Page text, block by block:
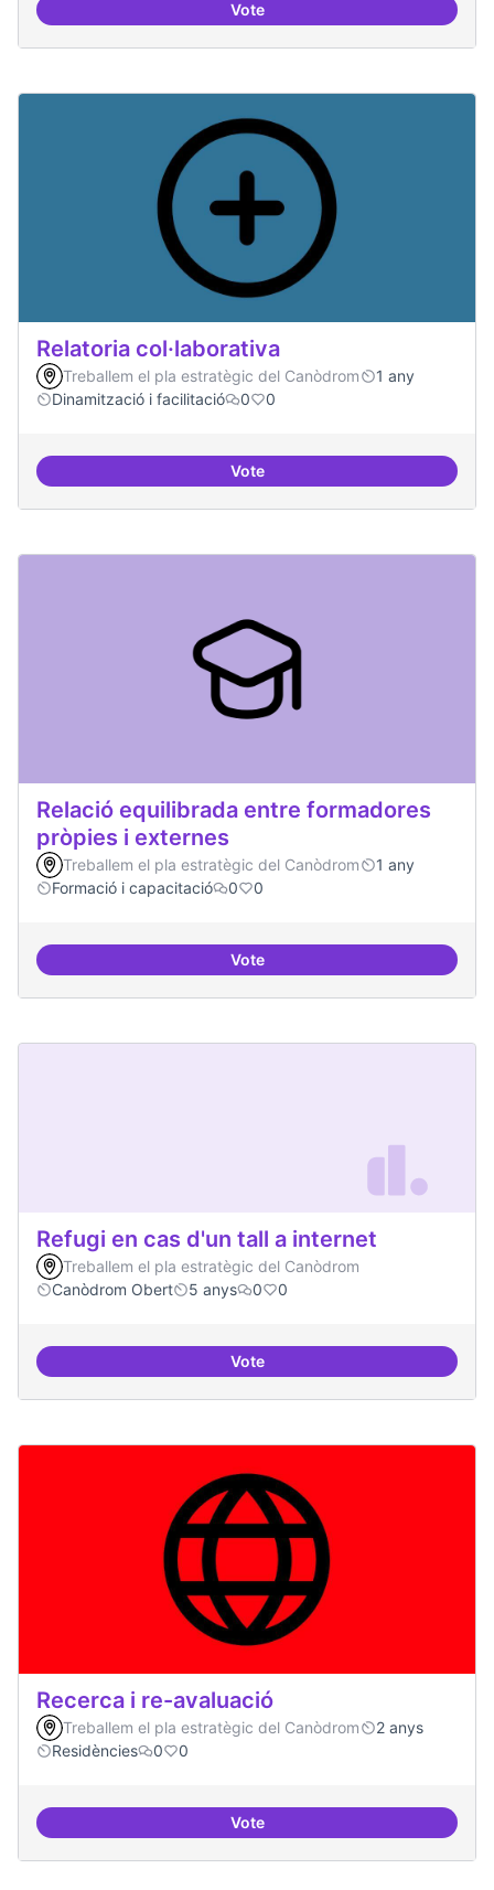
VoteRepositori de coneixement
Relatoria col·laborativa
Treballem el pla estratègic del Canòdrom
1 any
Dinamització i facilitació
0 0
VoteRelatoria col·laborativa
Relació equilibrada entre formadores
pròpies i externes
Treballem el pla estratègic del Canòdrom
1 any
Formació i capacitació
0 0
VoteRelació equilibrada entre
Refugi en cas d'un tall a internet
Treballem el pla estratègic del Canòdrom
Canòdrom Obert
5 anys 0 0
VoteRefugi en cas d'un tall a internet
Recerca i re-avaluació
Treballem el pla estratègic del Canòdrom
2 anys
Residències
0 0
VoteRecerca i re-avaluació